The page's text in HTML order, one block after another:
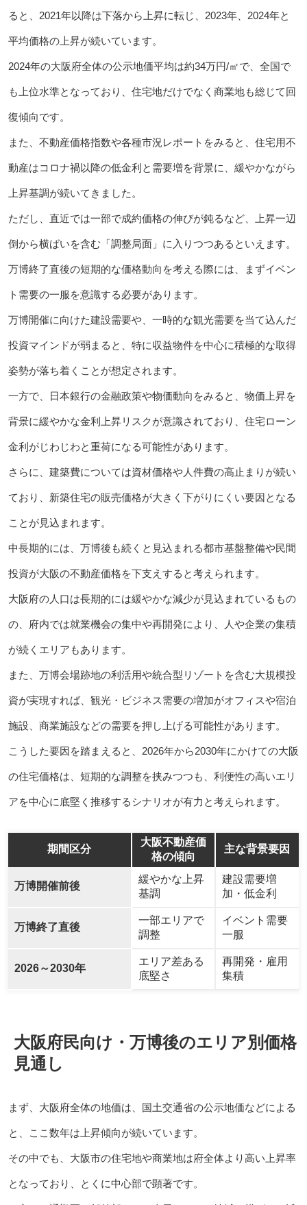
ると、2021年以降は下落から上昇に転じ、2023年、2024年と
平均価格の上昇が続いています。
2024年の大阪府全体の公示地価平均は約34万円/㎡で、全国で
も上位水準となっており、住宅地だけでなく商業地も総じて回
復傾向です。
また、不動産価格指数や各種市況レポートをみると、住宅用不
動産はコロナ禍以降の低金利と需要増を背景に、緩やかながら
上昇基調が続いてきました。
ただし、直近では一部で成約価格の伸びが鈍るなど、上昇一辺
倒から横ばいを含む「調整局面」に入りつつあるといえます。
万博終了直後の短期的な価格動向を考える際には、まずイベン
ト需要の一服を意識する必要があります。
万博開催に向けた建設需要や、一時的な観光需要を当て込んだ
投資マインドが弱まると、特に収益物件を中心に積極的な取得
姿勢が落ち着くことが想定されます。
一方で、日本銀行の金融政策や物価動向をみると、物価上昇を
背景に緩やかな金利上昇リスクが意識されており、住宅ローン
金利がじわじわと重荷になる可能性があります。
さらに、建築費については資材価格や人件費の高止まりが続い
ており、新築住宅の販売価格が大きく下がりにくい要因となる
ことが見込まれます。
中長期的には、万博後も続くと見込まれる都市基盤整備や民間
投資が大阪の不動産価格を下支えすると考えられます。
大阪府の人口は長期的には緩やかな減少が見込まれているもの
の、府内では就業機会の集中や再開発により、人や企業の集積
が続くエリアもあります。
また、万博会場跡地の利活用や統合型リゾートを含む大規模投
資が実現すれば、観光・ビジネス需要の増加がオフィスや宿泊
施設、商業施設などの需要を押し上げる可能性があります。
こうした要因を踏まえると、2026年から2030年にかけての大阪
の住宅価格は、短期的な調整を挟みつつも、利便性の高いエリ
アを中心に底堅く推移するシナリオが有力と考えられます。
期間区分
大阪不動産価
格の傾向
主な背景要因
万博開催前後
緩やかな上昇
基調
建設需要増
加・低金利
万博終了直後
一部エリアで
調整
イベント需要
一服
2026～2030年
エリア差ある
底堅さ
再開発・雇用
集積
大阪府民向け・万博後のエリア別価格
見通し
まず、大阪府全体の地価は、国土交通省の公示地価などによる
と、ここ数年は上昇傾向が続いています。
その中でも、大阪市の住宅地や商業地は府全体より高い上昇率
となっており、とくに中心部で顕著です。